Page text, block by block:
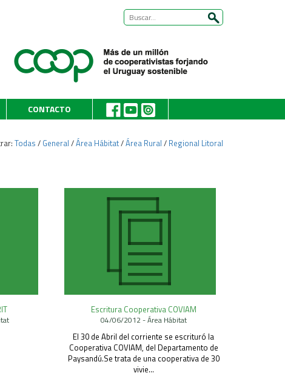
CONTACTO
Todas / General /Área Hábitat/Área Rural / Regional Litoral
Escritura Cooperativa COVIAM
04/06/2012 - Área Hábitat
El 30 de Abril del corriente se escrituró la
Cooperativa COVIAM, del Departamento de
Paysandú.Se trata de una cooperativa de 30
vivie...